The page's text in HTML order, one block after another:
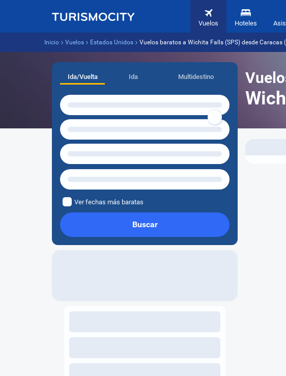
Vuelos Hoteles
Inicio Vuelos Estados Unidos Vuelos baratos a Wichita Falls (SPS) desde Caracas
Ida/Vuelta Ida Multidestino
Ver fechas más baratas
Buscar